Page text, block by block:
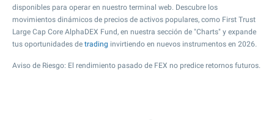
disponibles para operar en nuestro terminal web. Descubre los
movimientos dinámicos de precios de activos populares, como First Trust
Large Cap Core AlphaDEX Fund, en nuestra sección de "Charts" y expande
tus oportunidades de trading invirtiendo en nuevos instrumentos en 2026.
Aviso de Riesgo: El rendimiento pasado de FEX no predice retornos futuros.